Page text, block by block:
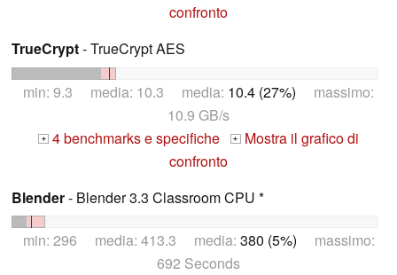
confronto
TrueCrypt- TrueCrypt AES
min: 9.3 media: 10.3 media: 10.4 (27%) massimo:
10.9 GB/s
+ 4 benchmarks e specifiche + Mostra il grafico di
confronto
Blender- Blender 3.3 Classroom CPU *
min: 296 media: 413.3 media: 380 (5%) massimo:
692 Seconds